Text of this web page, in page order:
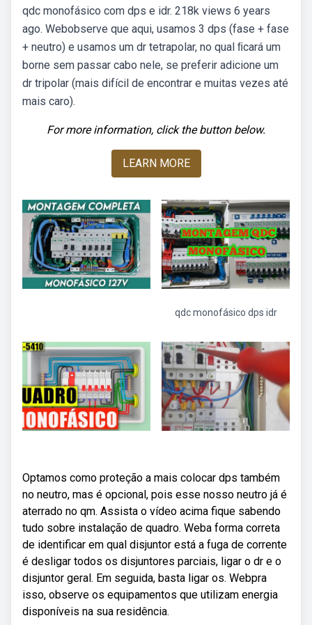
qdc monofásico com dps e idr. 218k views 6 years
ago. Webobserve que aqui, usamos 3 dps (fase + fase
+ neutro) e usamos um dr tetrapolar, no qual ﬁcará um
borne sem passar cabo nele, se preferir adicione um
dr tripolar (mais difícil de encontrar e muitas vezes até
mais caro).
For more information, click the button below.
LEARN MORE
qdc monofásico dps idr
Optamos como proteção a mais colocar dps também
no neutro, mas é opcional, pois esse nosso neutro já é
aterrado no qm. Assista o vídeo acima fique sabendo
tudo sobre instalação de quadro. Weba forma correta
de identificar em qual disjuntor está a fuga de corrente
é desligar todos os disjuntores parciais, ligar o dr e o
disjuntor geral. Em seguida, basta ligar os. Webpra
isso, observe os equipamentos que utilizam energia
disponíveis na sua residência.